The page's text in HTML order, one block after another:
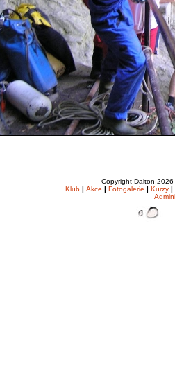
Copyright Dalton
Klub | Akce | Fotogalerie | Kurzy |